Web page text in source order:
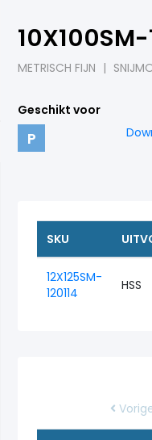
METRISCH FIJN |
Geschikt voor
P
SKU
12X125SM-
120114
HSS